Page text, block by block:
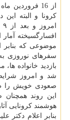
از 16
کرونا و البته
افسارگسیخته
موضوعی که بنابر
سفرهای نوروزی
بازدید خانواده
شد و امروز
صعودی خویش را
این روند
هوشمند کرونایی
بنابر اعلام دکتر